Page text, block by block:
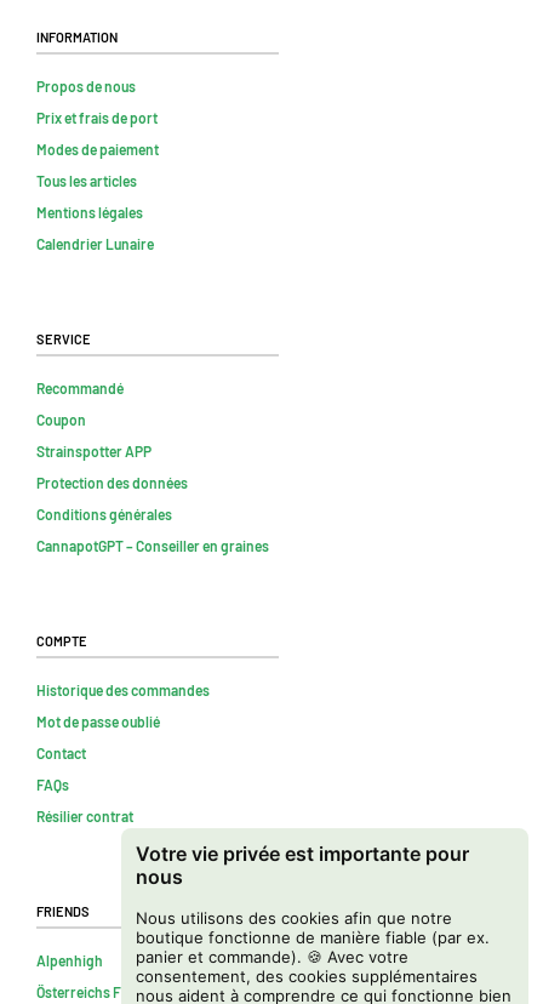
Votre vie privée est importante pour
nous
Nous utilisons des cookies afin que notre
boutique fonctionne de manière fiable (par ex.
panier et commande). 🍪 Avec votre
consentement, des cookies supplémentaires
nous aident à comprendre ce qui fonctionne bien
Information
Propos de nous
Prix et frais de port
Modes de paiement
Tous les articles
Mentions légales
Calendrier Lunaire
Service
Recommandé
Coupon
Strainspotter APP
Protection des données
Conditions générales
CannapotGPT – Conseiller en graines
Compte
Historique des commandes
Mot de passe oublié
Contact
FAQs
Résilier contrat
Friends
Alpenhigh
Österreichs Firmenverzeichnis